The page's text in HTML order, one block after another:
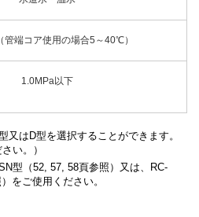
端コア使用の場合5～40℃）
1.0MPa以下
0.12～0.35MPa（0.2MPa
又はD型を選択することができます。
い。）
型（52, 57, 58頁参照）又は、RC-
をご使用ください。